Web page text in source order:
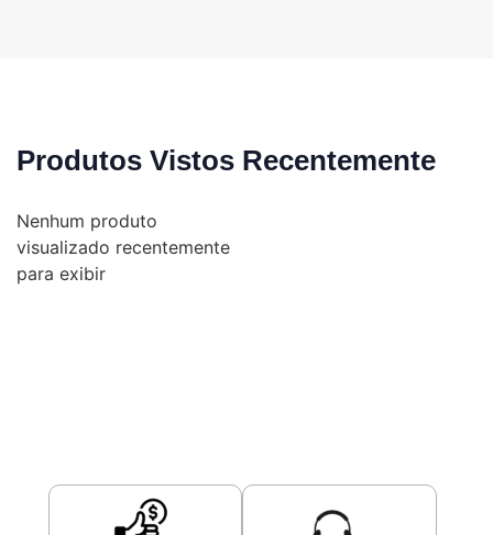
Produtos Vistos Recentemente
Nenhum produto
visualizado recentemente
para exibir